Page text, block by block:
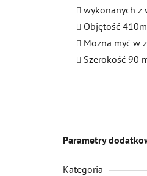
wykonanych z
Objętość
Można myć w
Szerokość 90
Parametry
Kategoria